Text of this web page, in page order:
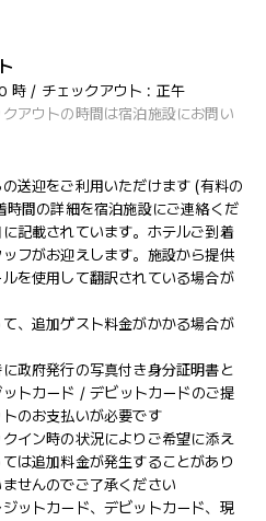
時 / チェックアウト : 正午
アウトの時間は宿泊施設にお問い
送迎をご利用いただけます (有料の
時間の詳細を宿泊施設にご連絡くだ
記載されています。ホテルご到着
フがお迎えします。施設から提供
を使用して翻訳されている場合が
、追加ゲスト料金がかかる場合が
政府発行の写真付き身分証明書と
トカード / デビットカードのご提
のお支払いが必要です
イン時の状況によりご希望に添え
は追加料金が発生することがあり
せんのでご了承ください
ットカード、デビットカード、現